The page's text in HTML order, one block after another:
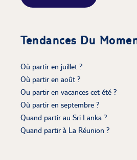
Tendances Du
Où partir en juillet ?
Où partir en août ?
Ou partir en vacances cet été ?
Où partir en septembre ?
Quand partir au Sri Lanka ?
Quand partir à La Réunion ?